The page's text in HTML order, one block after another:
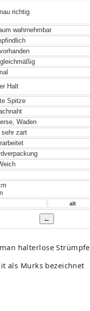
richtig
wahrnehmbar
Halt
Spitze
Waden
sehr zart
alt
halterlose Strümpfe
als Murks bezeichnet